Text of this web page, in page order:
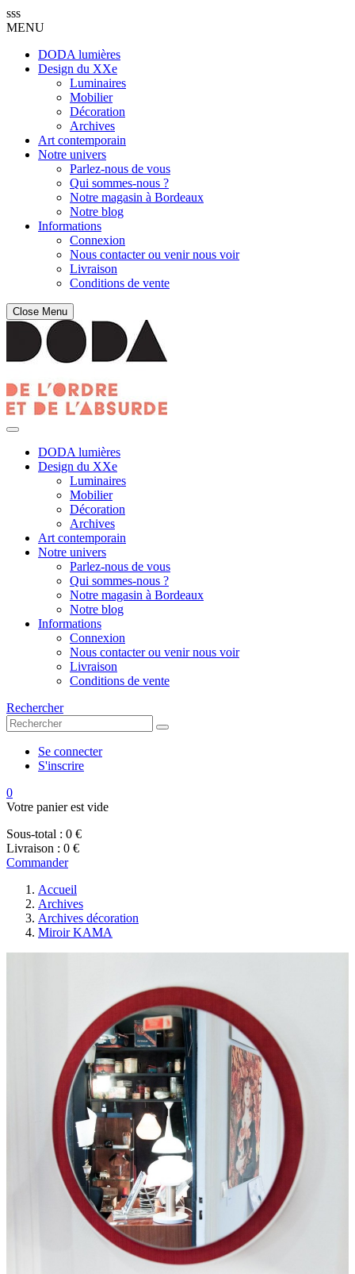
sss
MENU
DODA lumières
Design du XXe
Luminaires
Mobilier
Décoration
Archives
Art contemporain
Notre univers
Parlez-nous de vous
Qui sommes-nous ?
Notre magasin à Bordeaux
Notre blog
Informations
Connexion
Nous contacter ou venir nous voir
Livraison
Conditions de vente
Close Menu
DODA lumières
Design du XXe
Luminaires
Mobilier
Décoration
Archives
Art contemporain
Notre univers
Parlez-nous de vous
Qui sommes-nous ?
Notre magasin à Bordeaux
Notre blog
Informations
Connexion
Nous contacter ou venir nous voir
Livraison
Conditions de vente
Rechercher
Se connecter
S'inscrire
0
Votre panier est vide
Sous-total : 0 €
Livraison : 0 €
Commander
Accueil
Archives
Archives décoration
Miroir KAMA